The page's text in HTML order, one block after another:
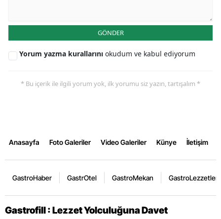
GÖNDER
Yorum yazma kurallarını okudum ve kabul ediyorum
* Bu içerik ile ilgili yorum yok, ilk yorumu siz yazın, tartışalım *
Anasayfa Foto Galeriler Video Galeriler Künye İletişim
GastroHaber GastrOtel GastroMekan GastroLezzetler
Gastrofill : Lezzet Yolculuğuna Davet